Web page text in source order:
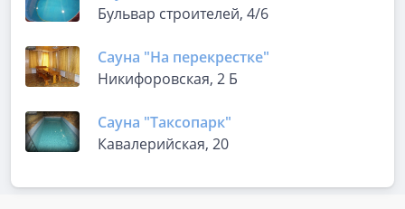
Бульвар строителей, 4/6
Сауна "На перекрестке"
Никифоровская, 2 Б
Сауна "Таксопарк"
Кавалерийская, 20